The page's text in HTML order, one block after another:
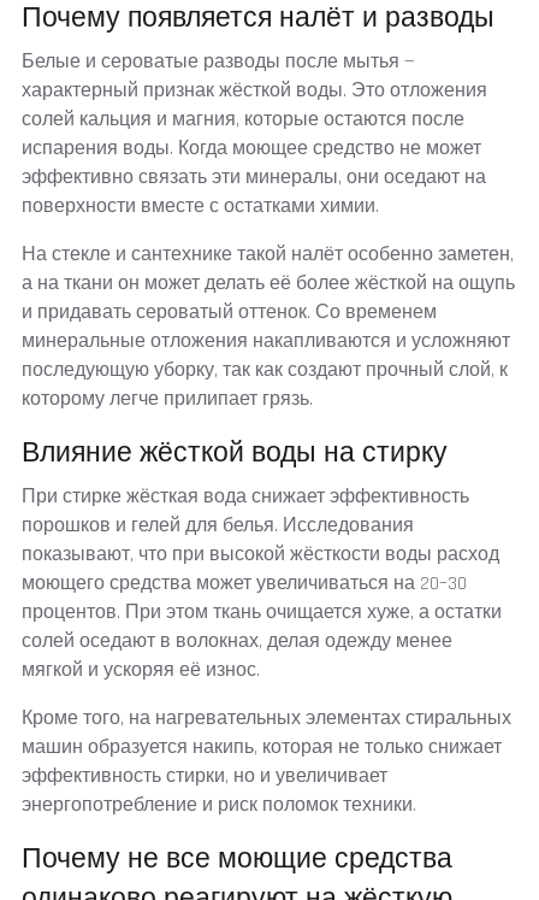
Почему появляется налёт и разводы
Белые и сероватые разводы после мытья —
характерный признак жёсткой воды. Это отложения
солей кальция и магния, которые остаются после
испарения воды. Когда моющее средство не может
эффективно связать эти минералы, они оседают на
поверхности вместе с остатками химии.
На стекле и сантехнике такой налёт особенно заметен,
а на ткани он может делать её более жёсткой на ощупь
и придавать сероватый оттенок. Со временем
минеральные отложения накапливаются и усложняют
последующую уборку, так как создают прочный слой, к
которому легче прилипает грязь.
Влияние жёсткой воды на стирку
При стирке жёсткая вода снижает эффективность
порошков и гелей для белья. Исследования
показывают, что при высокой жёсткости воды расход
моющего средства может увеличиваться на 20–30
процентов. При этом ткань очищается хуже, а остатки
солей оседают в волокнах, делая одежду менее
мягкой и ускоряя её износ.
Кроме того, на нагревательных элементах стиральных
машин образуется накипь, которая не только снижает
эффективность стирки, но и увеличивает
энергопотребление и риск поломок техники.
Почему не все моющие средства